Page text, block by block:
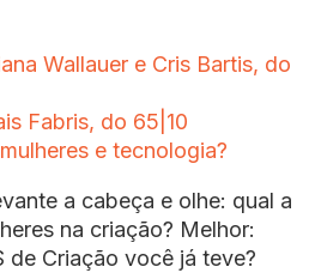
Wallauer e Cris Bartis, do
Fabris, do 65|10
e tecnologia?
a cabeça e olhe: qual a
na criação? Melhor:
de Criação você já teve?